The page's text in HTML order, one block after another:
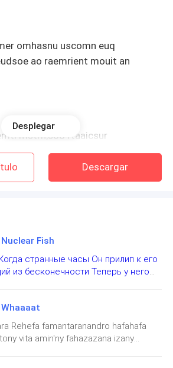
omhasnu uscomn euq
ao raemrient mouit an
mstrn,soo rtaaicsur
ueq eodpm etr ccninaêsei ou
e
repdoia sre mu opsaarí es ãon
ueq teecemnsrtea soalavas
siso ueq uam ofarç resaimt,ios de
vcvanoia od monud moucm mau
.lnao
Desplegar
Descargar
Fish
странные часы Он прилип к его
из бесконечности Теперь у него
Rehefa famantaranandro hafahafa
vita amin'ny fahazazana izany